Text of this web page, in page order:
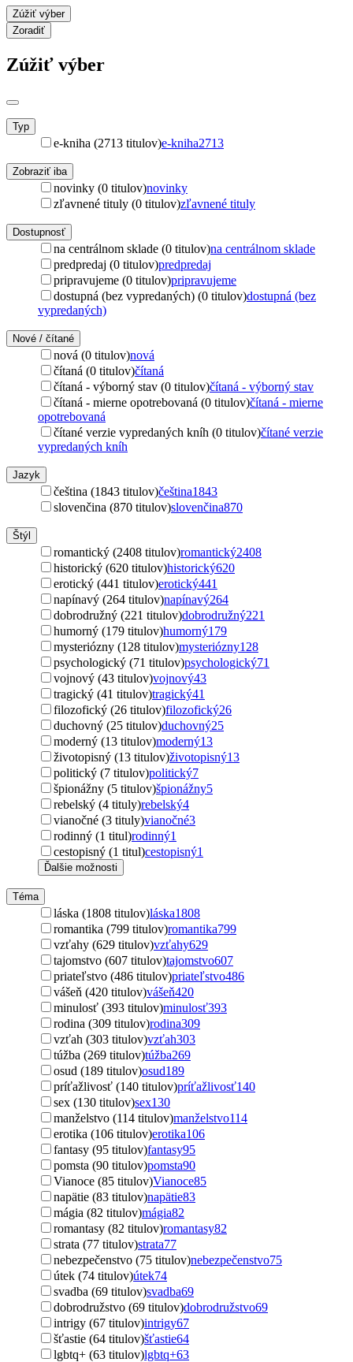
Zúžiť výber
Zoradiť
Zúžiť výber
Typ
e-kniha (2713 titulov)e-kniha2713
Zobraziť iba
novinky (0 titulov)novinky
zľavnené tituly (0 titulov)zľavnené tituly
Dostupnosť
na centrálnom sklade (0 titulov)na centrálnom sklade
predpredaj (0 titulov)predpredaj
pripravujeme (0 titulov)pripravujeme
dostupná (bez vypredaných) (0 titulov)dostupná (bez
vypredaných)
Nové / čítané
nová (0 titulov)nová
čítaná (0 titulov)čítaná
čítaná - výborný stav (0 titulov)čítaná - výborný stav
čítaná - mierne opotrebovaná (0 titulov)čítaná - mierne
opotrebovaná
čítané verzie vypredaných kníh (0 titulov)čítané verzie
vypredaných kníh
Jazyk
čeština (1843 titulov)čeština1843
slovenčina (870 titulov)slovenčina870
Štýl
romantický (2408 titulov)romantický2408
historický (620 titulov)historický620
erotický (441 titulov)erotický441
napínavý (264 titulov)napínavý264
dobrodružný (221 titulov)dobrodružný221
humorný (179 titulov)humorný179
mysteriózny (128 titulov)mysteriózny128
psychologický (71 titulov)psychologický71
vojnový (43 titulov)vojnový43
tragický (41 titulov)tragický41
filozofický (26 titulov)filozofický26
duchovný (25 titulov)duchovný25
moderný (13 titulov)moderný13
životopisný (13 titulov)životopisný13
politický (7 titulov)politický7
špionážny (5 titulov)špionážny5
rebelský (4 tituly)rebelský4
vianočné (3 tituly)vianočné3
rodinný (1 titul)rodinný1
cestopisný (1 titul)cestopisný1
Ďalšie možnosti
Téma
láska (1808 titulov)láska1808
romantika (799 titulov)romantika799
vzťahy (629 titulov)vzťahy629
tajomstvo (607 titulov)tajomstvo607
priateľstvo (486 titulov)priateľstvo486
vášeň (420 titulov)vášeň420
minulosť (393 titulov)minulosť393
rodina (309 titulov)rodina309
vzťah (303 titulov)vzťah303
túžba (269 titulov)túžba269
osud (189 titulov)osud189
príťažlivosť (140 titulov)príťažlivosť140
sex (130 titulov)sex130
manželstvo (114 titulov)manželstvo114
erotika (106 titulov)erotika106
fantasy (95 titulov)fantasy95
pomsta (90 titulov)pomsta90
Vianoce (85 titulov)Vianoce85
napätie (83 titulov)napätie83
mágia (82 titulov)mágia82
romantasy (82 titulov)romantasy82
strata (77 titulov)strata77
nebezpečenstvo (75 titulov)nebezpečenstvo75
útek (74 titulov)útek74
svadba (69 titulov)svadba69
dobrodružstvo (69 titulov)dobrodružstvo69
intrigy (67 titulov)intrigy67
šťastie (64 titulov)šťastie64
lgbtq+ (63 titulov)lgbtq+63